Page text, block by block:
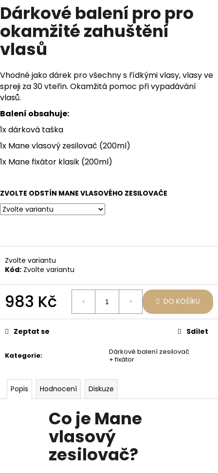
produktu
je
z
5
hvězdiček.
Dárkové balení pro pro
okamžité zahuštění
vlasů
Vhodné jako dárek pro všechny s řídkými vlasy, vlasy ve
spreji za 30 vteřin. Okamžitá pomoc při vypadávání
vlasů.
Balení obsahuje:
1x dárková taška
1x Mane vlasový zesilovač (200ml)
1x Mane fixátor klasik (200ml)
ZVOLTE ODSTÍN MANE VLASOVÉHO ZESILOVAČE
Zvolte variantu
Kód: Zvolte variantu
983 Kč
cena:
DO KOŠÍKU
Kategorie:
Dárkové balení zesilovač
+ fixátor
Zeptat se Sdílet
Popis Hodnocení Diskuze
Co je Mane
vlasový
zesilovač?
a
j
í
t
o
o
r
u
č
m
e
MANE
VLASOVÝ
ZESILOVAČ
200ML
SPREJ
OKAMŽITÉ
ZAHUŠTĚNÍ
798
Kč